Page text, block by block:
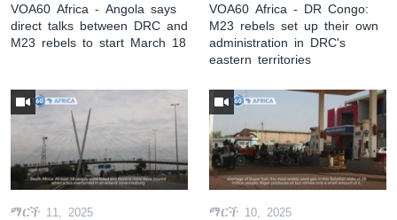
VOA60 Africa - Angola says
direct talks between DRC and
M23 rebels to start March 18
VOA60 Africa - DR Congo:
M23 rebels set up their own
administration in DRC's
eastern territories
ማርች 11, 2025 ማርች 10, 2025